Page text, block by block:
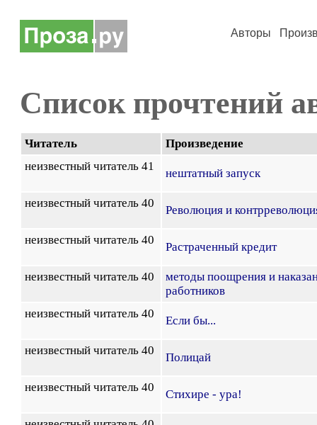
Авторы
Список прочтений
Читатель
Произведение
неизвестный читатель 41
нештатный запуск
неизвестный читатель 40
Революция и
неизвестный читатель 40
Растраченный кредит
неизвестный читатель 40
методы поощрения и
работников
неизвестный читатель 40
Если бы...
неизвестный читатель 40
Полицай
неизвестный читатель 40
Стихире - ура!